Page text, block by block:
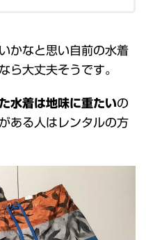
かなと思い自前の水着
ら大丈夫そうです。
水着は地味に重たいの
ある人はレンタルの方